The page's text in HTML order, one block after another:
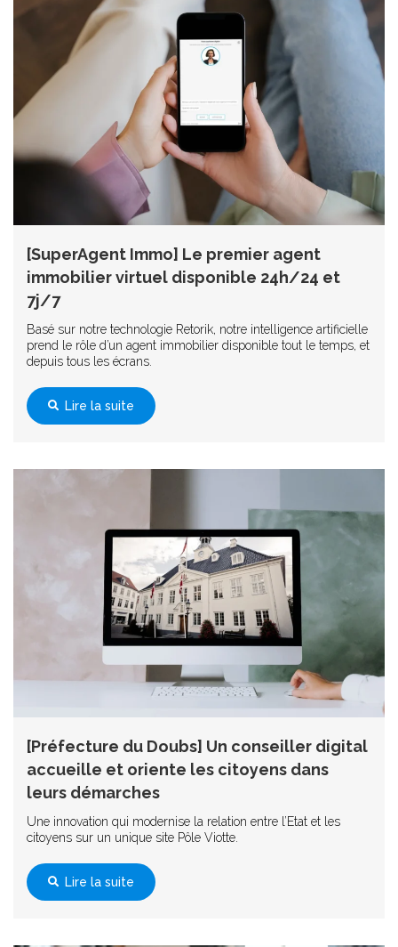
[SuperAgent Immo] Le premier agent
immobilier virtuel disponible 24h/24 et
7j/7
Basé sur notre technologie Retorik, notre intelligence artificielle
prend le rôle d’un agent immobilier disponible tout le temps, et
depuis tous les écrans.
Lire la suite
[Préfecture du Doubs] Un conseiller digital
accueille et oriente les citoyens dans
leurs démarches
Une innovation qui modernise la relation entre l’Etat et les
citoyens sur un unique site Pôle Viotte.
Lire la suite